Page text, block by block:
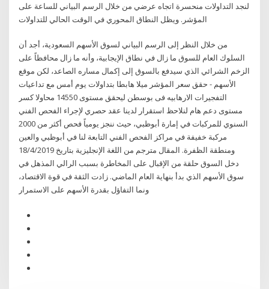
لنجد التداولات منحسرة اتجاه عرضي من خلال الرسم البياني للساعة على
المؤشر. ويظل النطاق المحوري في الوقت الحالي للتداولات
من خلال النظر إلى الرسم البياني لسوق الأسهم السعودية، أجد أن
السلوك العام للسوق ما زال في نطاق الإيجابية، وأنه ما زال محافظاً على
الزخم الشرائي الذي سيدفع بالسوق إلى إكمال مساره الصاعد، لكن موقع
الأسهم - حقق سعر المؤشر ميلا هابطا بتداولات يوم أمس مع تداعيات
التفجيرات الارهابيه فى بوسطن ليحقق مستوى 14550 محاولا كسر
مستوى دعم هام لنلاحظ استقرار لدينا عقد حصري لإجراء الفحص الفني
السنوي للمركبات في إمارة أبوظبي، حيث ننجز يومياً فحص أكثر من 2000
مركبة خفيفة في مراكز الفحص الفني التابعة لنا في أبوظبي والعين
ومنطقة الظفرة. المقال مترجم من اللغة الإنجليزية بتاريخ 18/4/2019
دخل السوق حلقة من الإقبال على المخاطرة بسبب الرالي المذهل في
سوق الأسهم الذي بدأ بنهاية العام الماضي. زادت الثقة في قوة الاقتصاد،
ونما التفاؤل بقدرة الأسهم على الاستمرار